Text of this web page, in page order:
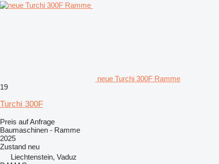
neue Turchi 300F Ramme
19
Turchi 300F
Preis auf Anfrage
Baumaschinen - Ramme
2025
Zustand neu
Liechtenstein, Vaduz